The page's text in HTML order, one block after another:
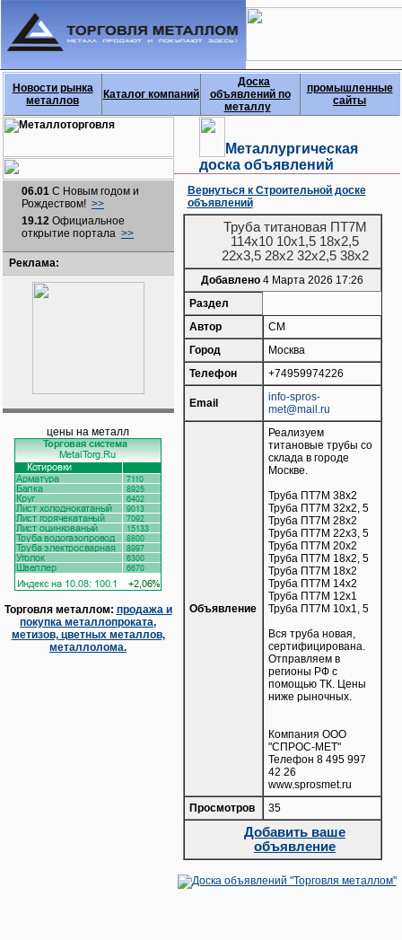
Новости рынка
металлов
Каталог компаний
Доска
объявлений по
металлу
промышленные
сайты
06.01 С Новым годом и
Рождеством! >>
19.12 Официальное
открытие портала >>
Реклама:
цены на металл
Торговля металлом: продажа и
покупка металлопроката,
метизов, цветных металлов,
металлолома.
Металлургическая
доска объявлений
Вернуться к Строительной доске
объявлений
Труба титановая ПТ7М
114х10 10х1,5 18х2,5
22х3,5 28х2 32х2,5 38х2
Добавлено 4 Марта 2026 17:26
Раздел
Автор
CM
Город
Москва
Телефон
+74959974226
Email
info-spros-
met@mail.ru
Объявление
Реализуем
титановые трубы со
склада в городе
Москве.
Труба ПТ7М 38х2
Труба ПТ7М 32х2, 5
Труба ПТ7М 28х2
Труба ПТ7М 22х3, 5
Труба ПТ7М 20х2
Труба ПТ7М 18х2, 5
Труба ПТ7М 18х2
Труба ПТ7М 14х2
Труба ПТ7М 12х1
Труба ПТ7М 10х1, 5
Вся труба новая,
сертифицирована.
Отправляем в
регионы РФ с
помощью ТК. Цены
ниже рыночных.
Компания ООО
"СПРОС-МЕТ"
Телефон 8 495 997
42 26
www.sprosmet.ru
Просмотров
35
Добавить ваше
объявление